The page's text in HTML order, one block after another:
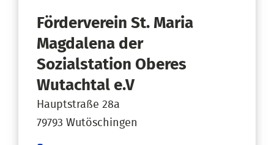
Förderverein St. Maria
Magdalena der
Sozialstation Oberes
Wutachtal e.V
Hauptstraße 28a
79793 Wutöschingen